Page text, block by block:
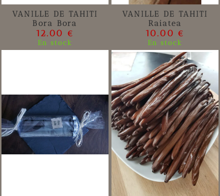
VANILLE DE TAHITI
Bora Bora
12.00 €
En stock
VANILLE DE TAHITI
Raiatea
10.00 €
En stock